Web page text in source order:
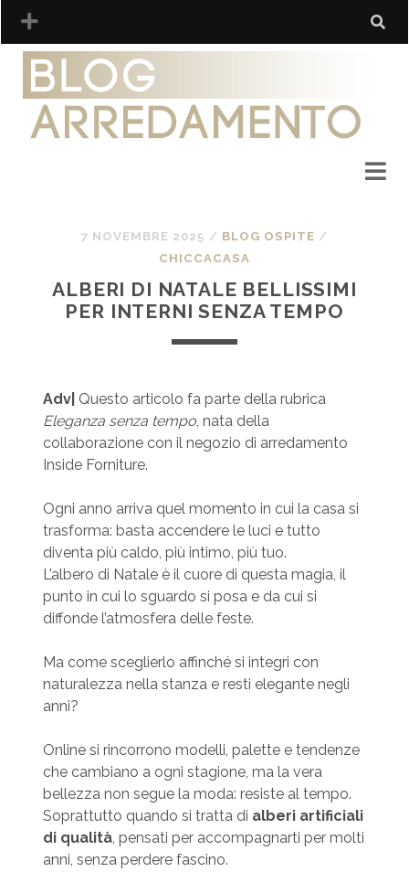
7 NOVEMBRE 2025 / BLOG OSPITE /
CHICCACASA
ALBERI DI NATALE BELLISSIMI
PER INTERNI SENZA TEMPO
Adv| Questo articolo fa parte della rubrica
Eleganza senza tempo, nata della
collaborazione con il negozio di arredamento
Inside Forniture.
Ogni anno arriva quel momento in cui la casa si
trasforma: basta accendere le luci e tutto
diventa più caldo, più intimo, più tuo.
L’albero di Natale è il cuore di questa magia, il
punto in cui lo sguardo si posa e da cui si
diffonde l’atmosfera delle feste.
Ma come sceglierlo affinché si integri con
naturalezza nella stanza e resti elegante negli
anni?
Online si rincorrono modelli, palette e tendenze
che cambiano a ogni stagione, ma la vera
bellezza non segue la moda: resiste al tempo.
Soprattutto quando si tratta di alberi artificiali
di qualità, pensati per accompagnarti per molti
anni, senza perdere fascino.